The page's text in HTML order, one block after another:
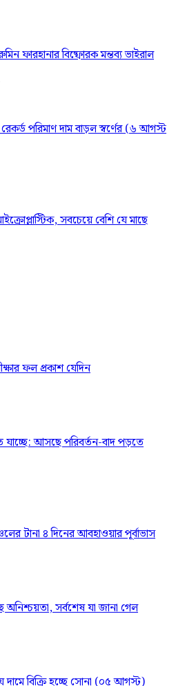
ফারহানার বিষ্ফোরক মন্তব্য ভাইরাল
পরিমাণ দাম বাড়ল স্বর্ণের (৬ আগস্ট
সবচেয়ে বেশি যে মাছে
ফল প্রকাশ যেদিন
যাচ্ছে: আসছে পরিবর্তন-বাদ পড়তে
টানা ৪ দিনের আবহাওয়ার পূর্বাভাস
অনিশ্চয়তা, সর্বশেষ যা জানা গেল
বিক্রি হচ্ছে সোনা (০৫ আগস্ট)